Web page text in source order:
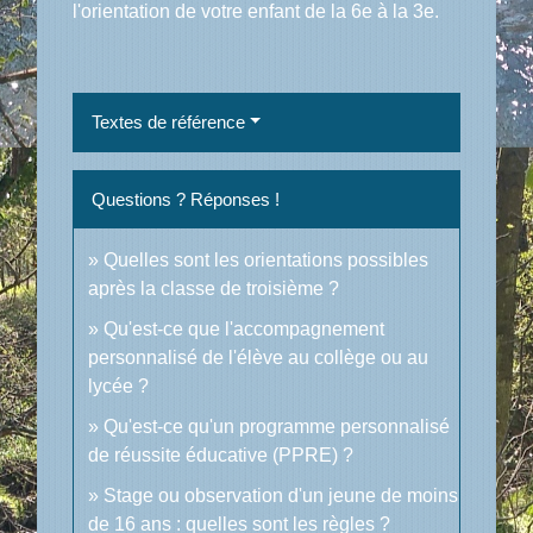
l'orientation de votre enfant de la 6e à la 3e.
Textes de référence
Questions ? Réponses !
Quelles sont les orientations possibles
après la classe de troisième ?
Qu'est-ce que l'accompagnement
personnalisé de l'élève au collège ou au
lycée ?
Qu'est-ce qu'un programme personnalisé
de réussite éducative (PPRE) ?
Stage ou observation d'un jeune de moins
de 16 ans : quelles sont les règles ?